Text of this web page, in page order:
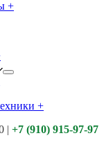
+
+
| +7 (910) 915-97-97